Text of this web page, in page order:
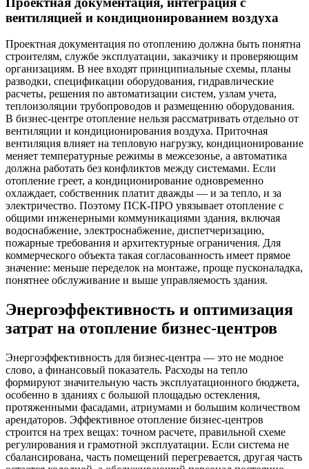
вентиляцией и кондиционированием воздуха
Проектная документация по отоплению должна быть понятна
строителям, службе эксплуатации, заказчику и проверяющим
организациям. В нее входят принципиальные схемы, планы
разводки, спецификации оборудования, гидравлические
расчеты, решения по автоматизации систем, узлам учета,
теплоизоляции трубопроводов и размещению оборудования.
В бизнес-центре отопление нельзя рассматривать отдельно от
вентиляции и кондиционирования воздуха. Приточная
вентиляция влияет на тепловую нагрузку, кондиционирование
меняет температурные режимы в межсезонье, а автоматика
должна работать без конфликтов между системами. Если
отопление греет, а кондиционирование одновременно
охлаждает, собственник платит дважды — и за тепло, и за
электричество. Поэтому ПСК-ПРО увязывает отопление с
общими инженерными коммуникациями здания, включая
водоснабжение, электроснабжение, диспетчеризацию,
пожарные требования и архитектурные ограничения. Для
коммерческого объекта такая согласованность имеет прямое
значение: меньше переделок на монтаже, проще пусконаладка,
понятнее обслуживание и выше управляемость здания.
Энергоэффективность и оптимизация
затрат на отопление бизнес-центров
Энергоэффективность для бизнес-центра — это не модное
слово, а финансовый показатель. Расходы на тепло
формируют значительную часть эксплуатационного бюджета,
особенно в зданиях с большой площадью остекления,
протяженными фасадами, атриумами и большим количеством
арендаторов. Эффективное отопление бизнес-центров
строится на трех вещах: точном расчете, правильной схеме
регулирования и грамотной эксплуатации. Если система не
сбалансирована, часть помещений перегревается, другая часть